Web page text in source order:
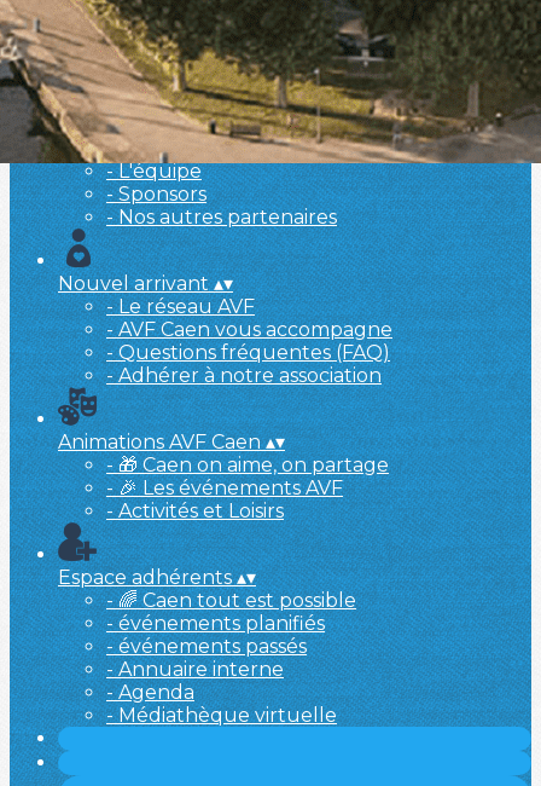
L'association▴▾
- L'association
- Brochure
- L'équipe
- Sponsors
- Nos autres partenaires
Nouvel arrivant▴▾
- Le réseau AVF
- AVF Caen vous accompagne
- Questions fréquentes (FAQ)
- Adhérer à notre association
Animations AVF Caen▴▾
- 🎁 Caen on aime, on partage
- 🎉 Les événements AVF
- Activités et Loisirs
Espace adhérents▴▾
- 🌈 Caen tout est possible
- événements planifiés
- événements passés
- Annuaire interne
- Agenda
- Médiathèque virtuelle